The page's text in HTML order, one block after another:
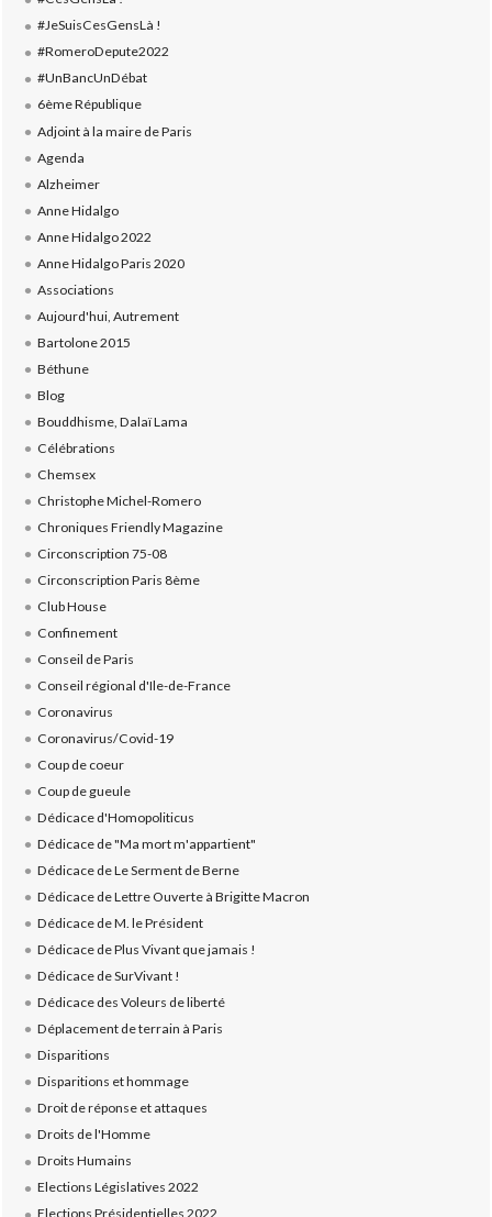
#JeSuisCesGensLà !
#RomeroDepute2022
#UnBancUnDébat
6ème République
Adjoint à la maire de Paris
Agenda
Alzheimer
Anne Hidalgo
Anne Hidalgo 2022
Anne Hidalgo Paris 2020
Associations
Aujourd'hui, Autrement
Bartolone 2015
Béthune
Blog
Bouddhisme, Dalaï Lama
Célébrations
Chemsex
Christophe Michel-Romero
Chroniques Friendly Magazine
Circonscription 75-08
Circonscription Paris 8ème
Club House
Confinement
Conseil de Paris
Conseil régional d'Ile-de-France
Coronavirus
Coronavirus/Covid-19
Coup de coeur
Coup de gueule
Dédicace d'Homopoliticus
Dédicace de "Ma mort m'appartient"
Dédicace de Le Serment de Berne
Dédicace de Lettre Ouverte à Brigitte Macron
Dédicace de M. le Président
Dédicace de Plus Vivant que jamais !
Dédicace de SurVivant !
Dédicace des Voleurs de liberté
Déplacement de terrain à Paris
Disparitions
Disparitions et hommage
Droit de réponse et attaques
Droits de l'Homme
Droits Humains
Elections Législatives 2022
Elections Présidentielles 2022